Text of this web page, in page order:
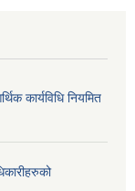
कार्यविधि नियमित